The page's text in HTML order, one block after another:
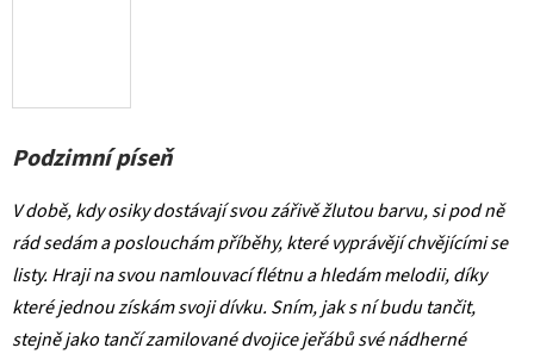
Podzimní píseň
V době, kdy osiky dostávají svou zářivě žlutou barvu, si pod ně
rád sedám a poslouchám příběhy, které vyprávějí chvějícími se
listy. Hraji na svou namlouvací flétnu a hledám melodii, díky
které jednou získám svoji dívku. Sním, jak s ní budu tančit,
stejně jako tančí zamilované dvojice jeřábů své nádherné